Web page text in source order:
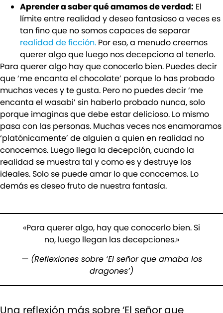
Aprender a saber qué amamos de verdad: El
límite entre realidad y deseo fantasioso a veces es
tan fino que no somos capaces de separar
realidad de ficción. Por eso, a menudo creemos
querer algo que luego nos decepciona al tenerlo.
Para querer algo hay que conocerlo bien. Puedes decir
que ‘me encanta el chocolate’ porque lo has probado
muchas veces y te gusta. Pero no puedes decir ‘me
encanta el wasabi’ sin haberlo probado nunca, solo
porque imaginas que debe estar delicioso. Lo mismo
pasa con las personas. Muchas veces nos enamoramos
‘platónicamente’ de alguien a quien en realidad no
conocemos. Luego llega la decepción, cuando la
realidad se muestra tal y como es y destruye los
ideales. Solo se puede amar lo que conocemos. Lo
demás es deseo fruto de nuestra fantasía.
«Para querer algo, hay que conocerlo bien. Si
no, luego llegan las decepciones.»
— (Reflexiones sobre ‘El señor que amaba los
dragones’)
Una reflexión más sobre ‘El señor que